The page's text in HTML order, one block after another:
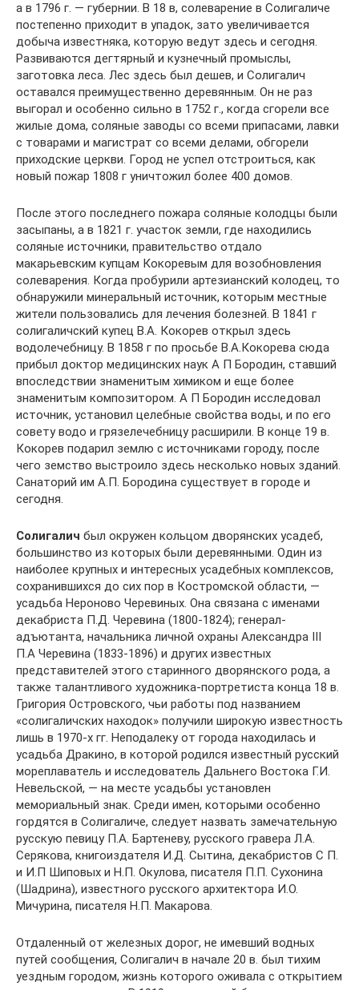
а в 1796 г. — губернии. В 18 в, солеварение в Солигаличе
постепенно приходит в упадок, зато увеличивается
добыча известняка, которую ведут здесь и сегодня.
Развиваются дегтярный и кузнечный промыслы,
заготовка леса. Лес здесь был дешев, и Солигалич
оставался преимущественно деревянным. Он не раз
выгорал и особенно сильно в 1752 г., когда сгорели все
жилые дома, соляные заводы со всеми припасами, лавки
с товарами и магистрат со всеми делами, обгорели
приходские церкви. Город не успел отстроиться, как
новый пожар 1808 г уничтожил более 400 домов.
После этого последнего пожара соляные колодцы были
засыпаны, а в 1821 г. участок земли, где находились
соляные источники, правительство отдало
макарьевским купцам Кокоревым для возобновления
солеварения. Когда пробурили артезианский колодец, то
обнаружили минеральный источник, которым местные
жители пользовались для лечения болезней. В 1841 г
солигаличский купец В.А. Кокорев открыл здесь
водолечебницу. В 1858 г по просьбе В.А.Кокорева сюда
прибыл доктор медицинских наук А П Бородин, ставший
впоследствии знаменитым химиком и еще более
знаменитым композитором. А П Бородин исследовал
источник, установил целебные свойства воды, и по его
совету водо и грязелечебницу расширили. В конце 19 в.
Кокорев подарил землю с источниками городу, после
чего земство выстроило здесь несколько новых зданий.
Санаторий им А.П. Бородина существует в городе и
сегодня.
Солигалич был окружен кольцом дворянских усадеб,
большинство из которых были деревянными. Один из
наиболее крупных и интересных усадебных комплексов,
сохранившихся до сих пор в Костромской области, —
усадьба Нероново Черевиных. Она связана с именами
декабриста П.Д. Черевина (1800-1824); генерал-
адъютанта, начальника личной охраны Александра III
П.А Черевина (1833-1896) и других известных
представителей этого старинного дворянского рода, а
также талантливого художника-портретиста конца 18 в.
Григория Островского, чьи работы под названием
«солигаличских находок» получили широкую известность
лишь в 1970-х гг. Неподалеку от города находилась и
усадьба Дракино, в которой родился известный русский
мореплаватель и исследователь Дальнего Востока Г.И.
Невельской, — на месте усадьбы установлен
мемориальный знак. Среди имен, которыми особенно
гордятся в Солигаличе, следует назвать замечательную
русскую певицу П.А. Бартеневу, русского гравера Л.А.
Серякова, книгоиздателя И.Д. Сытина, декабристов С П.
и И.П Шиповых и Н.П. Окулова, писателя П.П. Сухонина
(Шадрина), известного русского архитектора И.О.
Мичурина, писателя Н.П. Макарова.
Отдаленный от железных дорог, не имевший водных
путей сообщения, Солигалич в начале 20 в. был тихим
уездным городом, жизнь которого оживала с открытием